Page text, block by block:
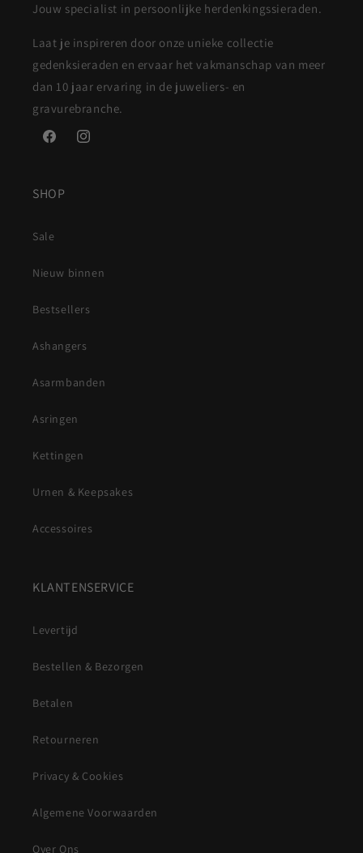
Jouw specialist in persoonlijke herdenkingssieraden.
Laat je inspireren door onze unieke collectie
gedenksieraden en ervaar het vakmanschap van meer
dan 10 jaar ervaring in de juweliers- en
gravurebranche.
FacebookInstagram
SHOP
Sale
Nieuw binnen
Bestsellers
Ashangers
Asarmbanden
Asringen
Kettingen
Urnen & Keepsakes
Accessoires
KLANTENSERVICE
Levertijd
Bestellen & Bezorgen
Betalen
Retourneren
Privacy & Cookies
Algemene Voorwaarden
Over Ons